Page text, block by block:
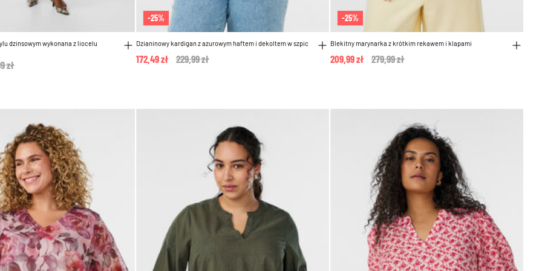
dzinsowym wykonana z liocelu
from
zł
-25%
Dzianinowy kardigan z azurowym haftem i dekoltem w szpic
Price reduced from
229,99 zł
172,49 zł
-25%
Blekitny marynarka z krótkim rekawem i klapami
Price reduced from
279,99 zł
209,99 zł